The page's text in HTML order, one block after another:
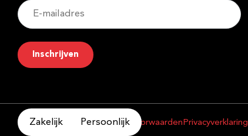
E-
mailadres
Inschrijven
Copyright 2026 Algemene voorwaardenPrivacyverklaring
Zakelijk Persoonlijk